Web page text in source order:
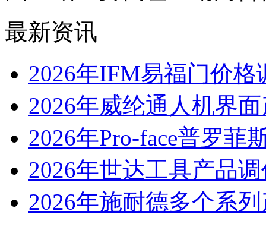
最新资讯
2026年IFM易福门价格
2026年威纶通人机界
2026年Pro-face普罗菲
2026年世达工具产品
2026年施耐德多个系